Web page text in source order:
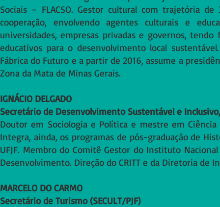
Sociais – FLACSO. Gestor cultural com trajetória
cooperação, envolvendo agentes culturais e
universidades, empresas privadas e governos,
educativos para o desenvolvimento local
Fábrica do Futuro e a partir de 2016, assume a
Zona da Mata de Minas Gerais.
IGNÁCIO DELGADO
Secretário de Desenvolvimento Sustentável e
Doutor em Sociologia e Política e mestre em Ciência
Integra, ainda, os programas de pós-graduação de
UFJF. Membro do Comitê Gestor do Instituto
Desenvolvimento. Direção do CRITT e da Diretoria de
MARCELO DO CARMO
Secretário de Turismo (SECULT/PJF)